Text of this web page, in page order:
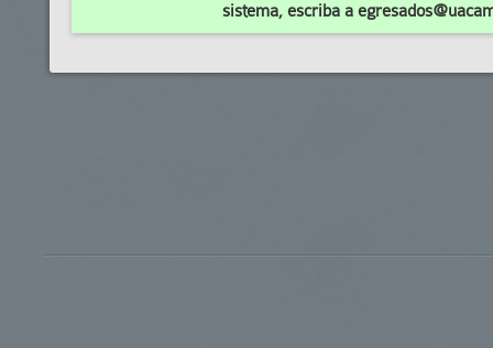
sistema, escriba a